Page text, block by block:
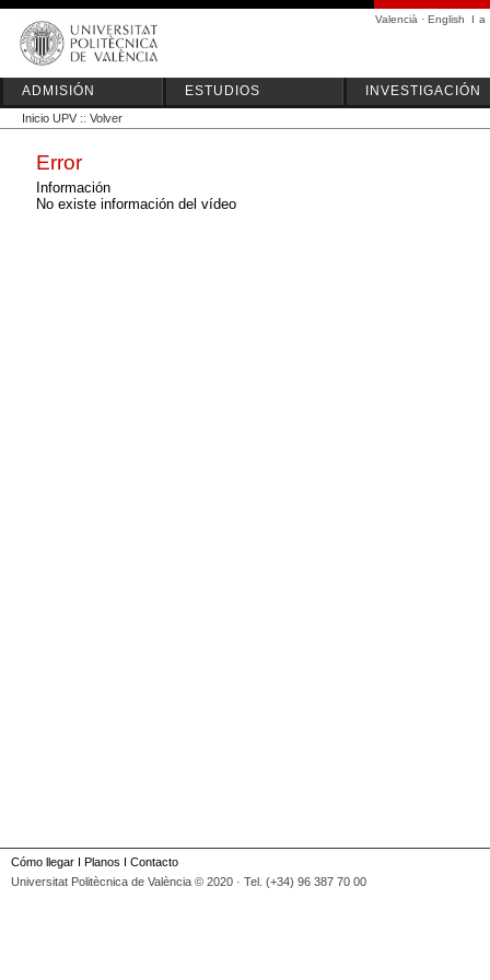
Valencià · English I a
ADMISIÓN ESTUDIOS INVESTIGACIÓN
Inicio UPV :: Volver
Error
Información
No existe información del vídeo
Cómo llegar I Planos I Contacto
Universitat Politècnica de València © 2020 · Tel. (+34) 96 387 70 00